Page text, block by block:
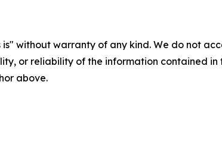
is" without warranty of any kind. We do not
or reliability of the information contained
above.